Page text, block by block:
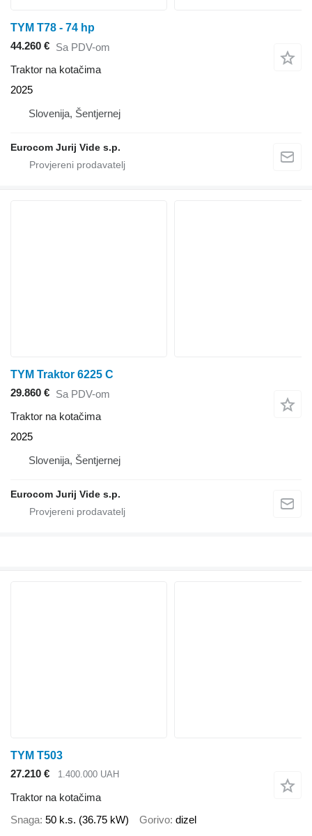
TYM T78 - 74 hp
44.260 € Sa PDV-om
Traktor na kotačima
2025
Slovenija, Šentjernej
Eurocom Jurij Vide s.p.
TYM Traktor 6225 C
29.860 € Sa PDV-om
Traktor na kotačima
2025
Slovenija, Šentjernej
Eurocom Jurij Vide s.p.
TYM T503
27.210 €
1.400.000 UAH
Traktor na kotačima
Snaga 50 k.s. (36.75 kW) Gorivo dizel